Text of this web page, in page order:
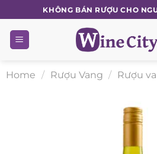
to
content
KHÔNG BÁN RƯỢU CHO
Home / Rượu Vang / Rượu